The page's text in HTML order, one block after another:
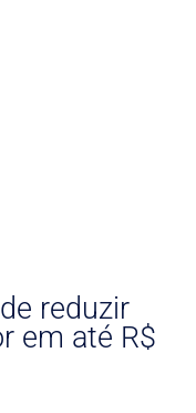
reduzir
em até R$